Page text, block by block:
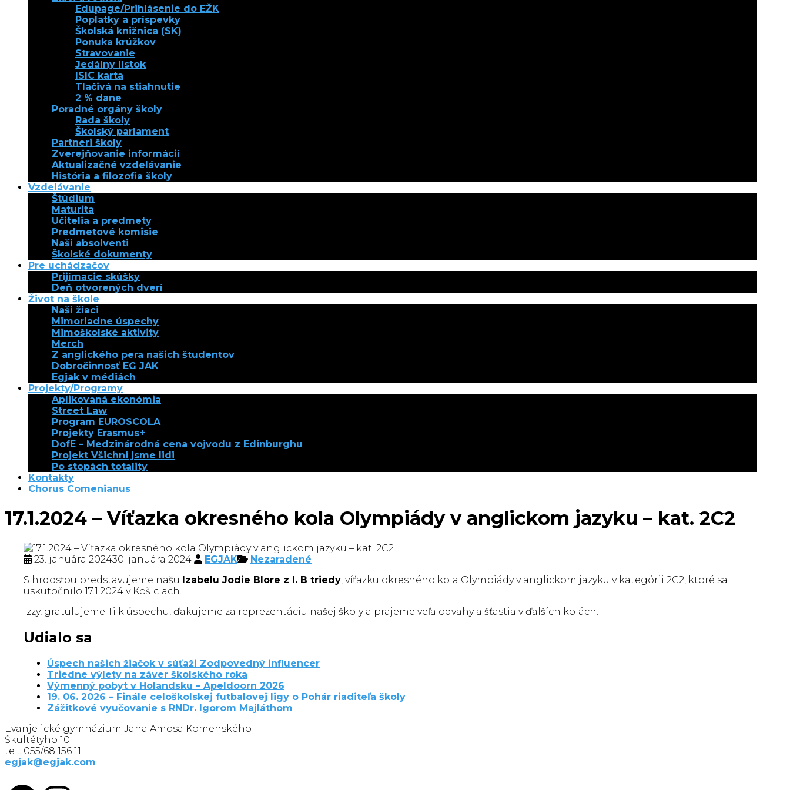
Edupage/Prihlásenie do EŽK
Poplatky a príspevky
Školská knižnica (SK)
Ponuka krúžkov
Stravovanie
Jedálny lístok
ISIC karta
Tlačivá na stiahnutie
2 % dane
Poradné orgány školy
Rada školy
Školský parlament
Partneri školy
Zverejňovanie informácií
Aktualizačné vzdelávanie
História a filozofia školy
Vzdelávanie
Štúdium
Maturita
Učitelia a predmety
Predmetové komisie
Naši absolventi
Školské dokumenty
Pre uchádzačov
Prijímacie skúšky
Deň otvorených dverí
Život na škole
Naši žiaci
Mimoriadne úspechy
Mimoškolské aktivity
Merch
Z anglického pera našich študentov
Dobročinnosť EG JAK
Egjak v médiách
Projekty/Programy
Aplikovaná ekonómia
Street Law
Program EUROSCOLA
Projekty Erasmus+
DofE – Medzinárodná cena vojvodu z Edinburghu
Projekt Všichni jsme lidi
Po stopách totality
Kontakty
Chorus Comenianus
17.1.2024 – Víťazka okresného kola Olympiády v anglickom jazyku – kat. 2C2
23. januára 202430. januára 2024 EGJAK
Nezaradené
S hrdosťou predstavujeme našu Izabelu Jodie Blore z I. B triedy, víťazku okresného kola Olympiády v anglickom jazyku v kategórii 2C2, ktoré sa
uskutočnilo 17.1.2024 v Košiciach.
Izzy, gratulujeme Ti k úspechu, ďakujeme za reprezentáciu našej školy a prajeme veľa odvahy a šťastia v ďalších kolách.
Udialo sa
Úspech našich žiačok v súťaži Zodpovedný influencer
Triedne výlety na záver školského roka
Výmenný pobyt v Holandsku – Apeldoorn 2026
19. 06. 2026 – Finále celoškolskej futbalovej ligy o Pohár riaditeľa školy
Zážitkové vyučovanie s RNDr. Igorom Majláthom
Evanjelické gymnázium Jana Amosa Komenského
Škultétyho 10
tel.: 055/68 156 11
egjak@egjak.com